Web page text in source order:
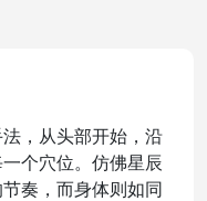
，从头部开始，沿
个穴位。仿佛星辰
奏，而身体则如同